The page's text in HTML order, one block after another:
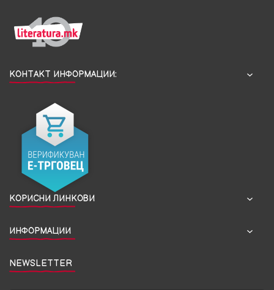
КОНТАКТ ИНФОРМАЦИИ:
КОРИСНИ ЛИНКОВИ
ИНФОРМАЦИИ
NEWSLETTER